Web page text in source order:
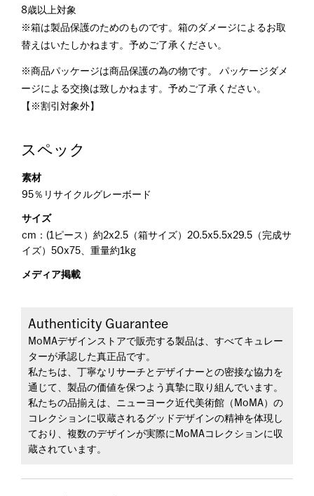
8歳以上対象
※箱は製品保護のためのものです。箱のダメージによるお取
替えはいたしかねます。予めご了承ください。
※商品パッケージは商品保護の為の物です。 パッケージダメ
ージによる交換は致しかねます。予めご了承ください。
【※割引対象外】
スペック
素材
95％リサイクルグレーボード
サイズ
cm：(1ピース）約2x2.5（箱サイズ）20.5x5.5x29.5（完成サ
イズ）50x75、重量約1kg
メディア掲載
Authenticity Guarantee
MoMAデザインストアで販売する製品は、すべてキュレー
ターが承認した真正品です。
私たちは、丁寧なリサーチとデザイナーとの密接な協力を
通じて、製品の価値を保つよう真摯に取り組んでいます。
私たちの品揃えは、ニューヨーク近代美術館（MoMA）の
コレクションに収蔵されるグッドデザインの精神を体現し
ており、複数のデザインが実際にMoMAコレクションに収
蔵されています。